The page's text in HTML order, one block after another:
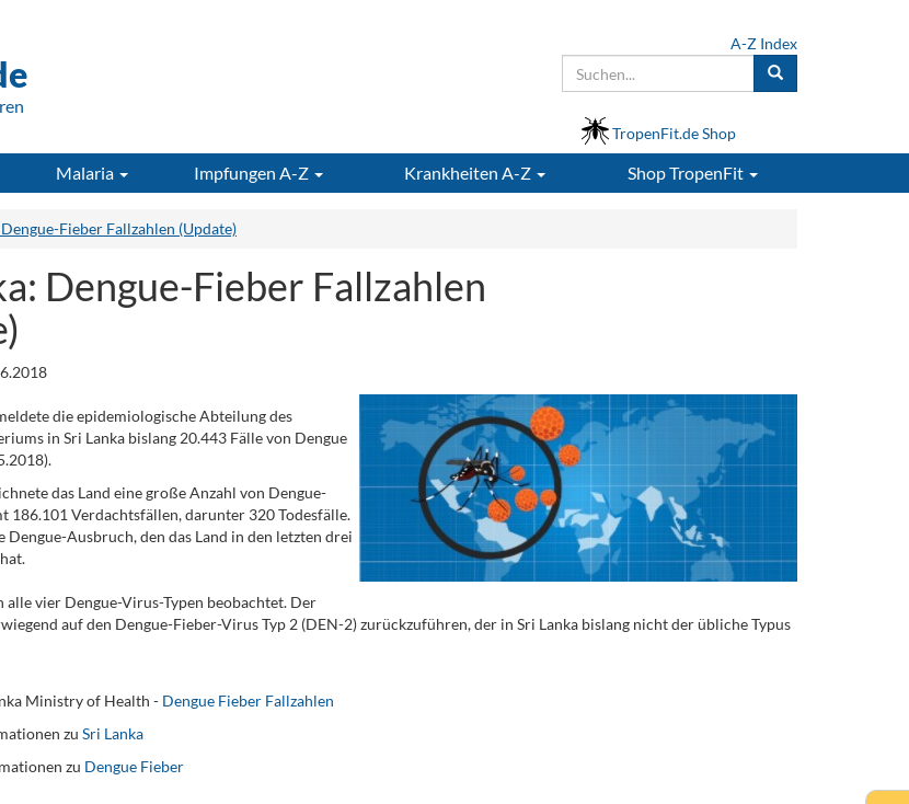
A-Z Index
TropenFit.de Shop
Malaria Impfungen A-Z Krankheiten A-Z ShopTropenFit
Fieber Fallzahlen (Update)
Dengue-Fieber Fallzahlen
die epidemiologische Abteilung des
in Sri Lanka bislang 20.443 Fälle von Dengue
das Land eine große Anzahl von Dengue-
186.101 Verdachtsfällen, darunter 320 Todesfälle.
Dengue-Ausbruch, den das Land in den letzten drei
alle vier Dengue-Virus-Typen beobachtet. Der
auf den Dengue-Fieber-Virus Typ 2 (DEN-2) zurückzuführen, der in Sri Lanka bislang nicht der übliche Typus
Ministry of Health - Dengue Fieber Fallzahlen
zu Sri Lanka
zu Dengue Fieber